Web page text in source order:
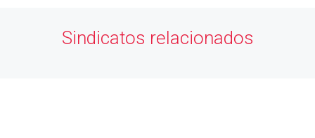
Sindicatos relacionados